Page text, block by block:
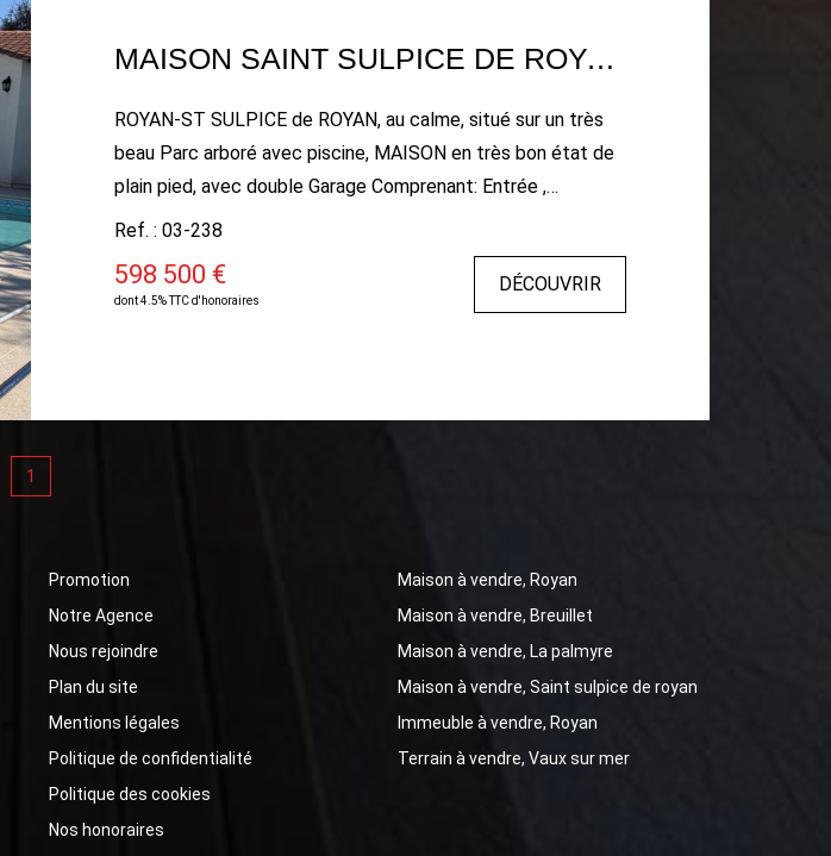
MAISON SAINT SULPICE DE ROYAN T5
ROYAN-ST SULPICE de ROYAN, au calme, situé sur un très
beau Parc arboré avec piscine, MAISON en très bon état de
plain pied, avec double Garage Comprenant: Entrée ,
Séjour/Salon lumineux avec vue sur Piscine, Grande
Mezzanine avec fenêtre, Cuisine aménagée ouvrant sur belle
terrasse, 3 Chambres, Salle de bains avec douche et
d'acquérir un terrain attenant arboré et clos de 3000m² non
Ref. : 03-238
598 500 €
dont 4.5% TTC d'honoraires
DÉCOUVRIR
1
Promotion
Notre Agence
Nous rejoindre
Plan du site
Mentions légales
Politique de confidentialité
Politique des cookies
Nos honoraires
Maison à vendre, Royan
Maison à vendre, Breuillet
Maison à vendre, La palmyre
Maison à vendre, Saint sulpice de royan
Immeuble à vendre, Royan
Terrain à vendre, Vaux sur mer